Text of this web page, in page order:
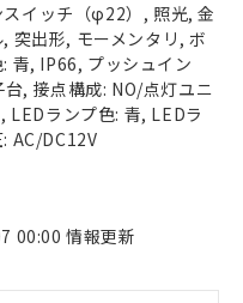
イッチ（φ22）, 照光, 金
突出形, モーメンタリ, ボ
青, IP66, プッシュイン
, 接点構成: NO/点灯ユニ
LEDランプ色: 青, LEDラ
AC/DC12V
00:00 情報更新